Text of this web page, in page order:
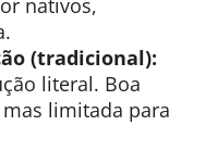
nativos,
(tradicional):
literal. Boa
limitada para